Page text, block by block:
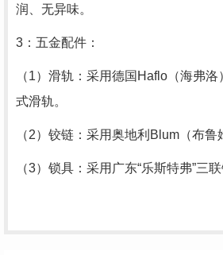
润、无异味。
3 ：五金配件：
（1）滑轨：采用德国 Haflo （海弗
式滑轨。
（2）铰链：采用奥地利 Blum （布
（3）锁具：采用广东“乐斯特弗”三